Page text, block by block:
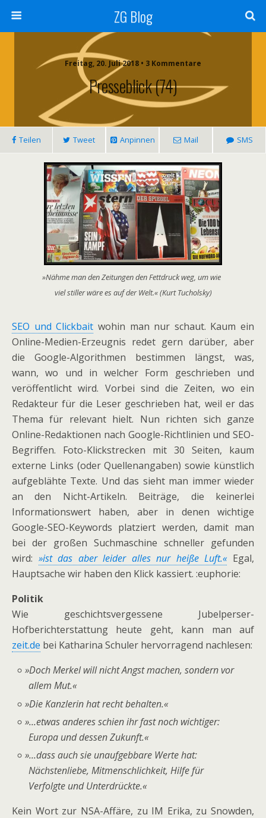
ZG Blog
Freitag, 20. Juli 2018 • 3 Kommentare
Presseblick (74)
Teilen Tweet Anpinnen Mail SMS
»Nähme man den Zeitungen den Fettdruck weg, um wie
viel stiller wäre es auf der Welt.« (Kurt Tucholsky)
SEO und Clickbait wohin man nur schaut. Kaum ein
Online-Medien-Erzeugnis redet gern darüber, aber
die Google-Algorithmen bestimmen längst, was,
wann, wo und in welcher Form geschrieben und
veröffentlicht wird. Vorbei sind die Zeiten, wo ein
Redakteur für die Leser geschrieben hat, weil er das
Thema für relevant hielt. Nun richten sich ganze
Online-Redaktionen nach Google-Richtlinien und SEO-
Begriffen. Foto-Klickstrecken mit 30 Seiten, kaum
externe Links (oder Quellenangaben) sowie künstlich
aufgeblähte Texte. Und das sieht man immer wieder
an den Nicht-Artikeln. Beiträge, die keinerlei
Informationswert haben, aber in denen wichtige
Google-SEO-Keywords platziert werden, damit man
bei der großen Suchmaschine schneller gefunden
wird: »ist das aber leider alles nur heiße Luft.« Egal,
Hauptsache wir haben den Klick kassiert. :euphorie:
Politik
Wie geschichtsvergessene Jubelperser-
Hofberichterstattung heute geht, kann man auf
zeit.de bei Katharina Schuler hervorragend nachlesen:
»Doch Merkel will nicht Angst machen, sondern vor
allem Mut.«
»Die Kanzlerin hat recht behalten.«
»...etwas anderes schien ihr fast noch wichtiger:
Europa und dessen Zukunft.«
»...dass auch sie unaufgebbare Werte hat:
Nächstenliebe, Mitmenschlichkeit, Hilfe für
Verfolgte und Unterdrückte.«
Kein Wort zur NSA-Affäre, zu IM Erika, zu Snowden,